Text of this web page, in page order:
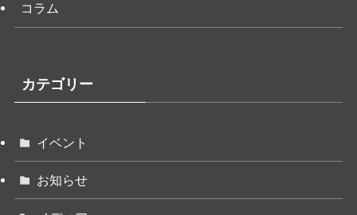
コラム
カテゴリー
イベント
お知らせ